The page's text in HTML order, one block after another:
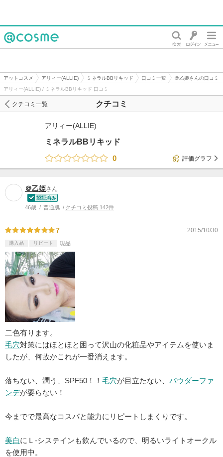
アットコスメ アリィー(ALLIE) ミネラルBBリキッド 口コミ一覧
＠乙姫さんの口コミ
アリィー(ALLIE) / ミネラルBBリキッド 口コミ
クチコミ
クチコミ一覧
アリィー(ALLIE)
ミネラルBBリキッド
0
評価グラフ
＠乙姫さん
46歳 普通肌 クチコミ投稿 142件
7 2015/10/30
購入品 リピート 現品
二色有ります。
毛穴対策にはほとほと困って沢山の化粧品やアイテムを使いま
したが、何故かこれが一番消えます。
落ちない、潤う、SPF50！！ 毛穴が目立たない、 パウダーファ
ンデが要らない！
今までで最高なコスパと能力にリピートしまくりです。
美白にＬ-システインも飲んでいるので、明るいライトオークル
を使用中。